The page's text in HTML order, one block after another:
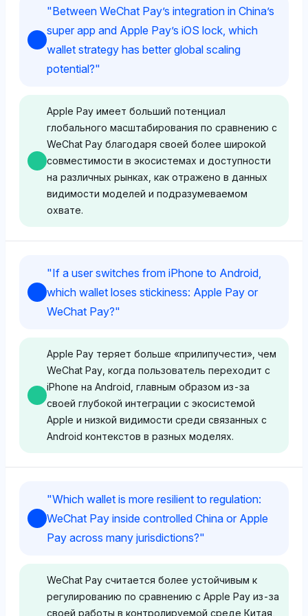
"Between WeChat Pay’s integration in China’s
super app and Apple Pay’s iOS lock, which
wallet strategy has better global scaling
potential?"
Apple Pay имеет больший потенциал
глобального масштабирования по сравнению с
WeChat Pay благодаря своей более широкой
совместимости в экосистемах и доступности
на различных рынках, как отражено в данных
видимости моделей и подразумеваемом
охвате.
Deepseek показывает равную видимость для
WeChat Pay и Apple (оба по 2.8%), с Apple Pay на
уровне 1.2%, что указывает на небольшую
WeChat Pay в Китае, но признает глобальную
силу бренда Apple как основу для
масштабирования благодаря привязке к iOS. Его
тональность нейтральна, сосредотачивалась на
метриках видимости, а не на глубоком
стратегическом предпочтении.
Perplexity также демонстрирует равную
видимость WeChat Pay и Apple (оба по 2.1%), с
Apple Pay на уровне 0.6%, что предполагает
WeChat Pay на высоконаселенных рынках, таких
как Китай, по сравнению с более
"If a user switches from iPhone to Android,
which wallet loses stickiness: Apple Pay or
WeChat Pay?"
Apple Pay теряет больше «прилипучести», чем
WeChat Pay, когда пользователь переходит с
iPhone на Android, главным образом из-за
своей глубокой интеграции с экосистемой
Apple и низкой видимости среди связанных с
Android контекстов в разных моделях.
Perplexity показывает сбалансированную
видимость для Apple (2.8%) и Android (2.8%), но
Apple Pay имеет минимальную долю видимости
2.8%, что предполагает более сильную
ассоциацию WeChat Pay с
кроссплатформенными контекстами. Его
"Which wallet is more resilient to regulation:
WeChat Pay inside controlled China or Apple
Pay across many jurisdictions?"
WeChat Pay считается более устойчивым к
регулированию по сравнению с Apple Pay из-за
своей работы в контролируемой среде Китая,